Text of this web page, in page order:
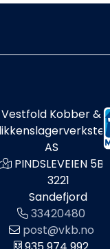
Vestfold Kobber &
AS
PINDSLEVEIEN 5B
3221
Sandefjord
33420480
post@vkb.no